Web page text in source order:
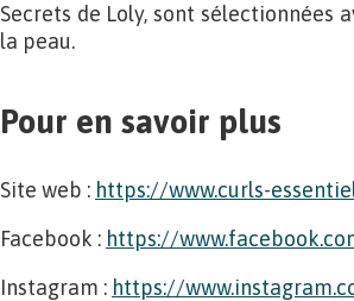
Secrets de Loly, sont sélectionnées
la peau.
Pour en savoir plus
Site web : https://www.curls-
Facebook : https://
Instagram : https://